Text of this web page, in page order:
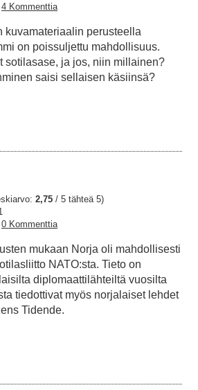
4 Kommenttia
kuvamateriaalin perusteella
on poissuljettu mahdollisuus.
sotilasase, ja jos, niin millainen?
saisi sellaisen käsiinsä?
2,75 / 5 tähteä 5)
0 Kommenttia
mukaan Norja oli mahdollisesti
NATO:sta. Tieto on
diplomaattilähteiltä vuosilta
tiedottivat myös norjalaiset lehdet
Tidende.